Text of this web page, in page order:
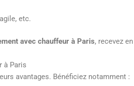
etc.
avec chauffeur à Paris, recevez
à Paris
avantages. Bénéficiez notamment :